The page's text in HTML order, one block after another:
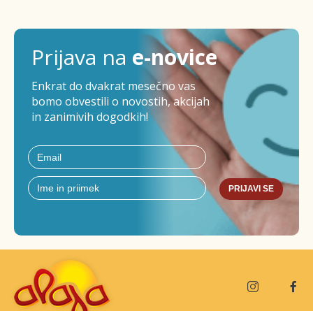
Prijava na e-novice
Enkrat do dvakrat mesečno vas
bomo obvestili o novostih, akcijah
in zanimivih dogodkih!
PRIJAVI SE